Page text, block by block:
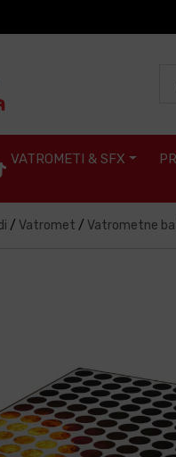
VATROMETI & SFX
/ Vatromet / Vatrometne